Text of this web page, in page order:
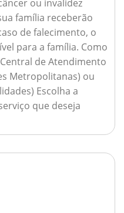
ou invalidez
família receberão
de falecimento, o
para a família. Como
de Atendimento
Metropolitanas) ou
Escolha a
que deseja